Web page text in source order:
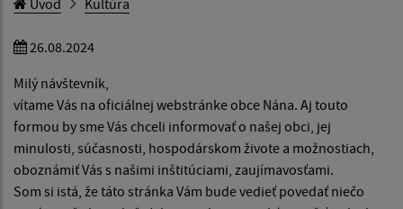
26.08.2024
Milý návštevník,
vítame Vás na oficiálnej webstránke obce Nána. Aj touto
formou by sme Vás chceli informovať o našej obci, jej
minulosti, súčasnosti, hospodárskom živote a možnostiach,
oboznámiť Vás s našimi inštitúciami, zaujímavosťami.
Som si istá, že táto stránka Vám bude vedieť povedať niečo